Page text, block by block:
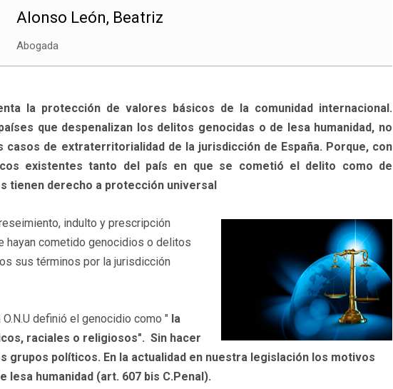
Alonso León, Beatriz
Abogada
la protección de valores básicos de la comunidad internacional.
que despenalizan los delitos genocidas o de lesa humanidad, no
casos de extraterritorialidad de la jurisdicción de España. Porque, con
existentes tanto del país en que se cometió el delito como de
tienen derecho a protección universal
indulto y prescripción
hayan cometido genocidios o delitos
sus términos por la jurisdicción
definió el genocidio como " la
raciales o religiosos". Sin hacer
grupos políticos. En la actualidad en nuestra legislación los motivos
humanidad (art. 607 bis C.Penal).